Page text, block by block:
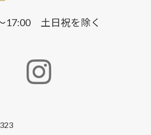
17:00 土日祝を除く